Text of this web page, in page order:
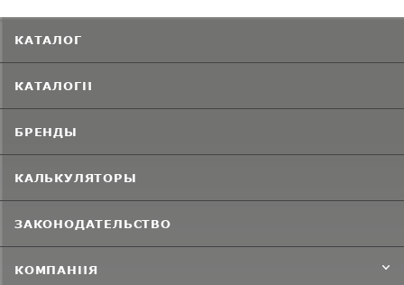
КАТАЛОГ
КАТАЛОГИ
БРЕНДЫ
КАЛЬКУЛЯТОРЫ
ЗАКОНОДАТЕЛЬСТВО
КОМПАНИЯ